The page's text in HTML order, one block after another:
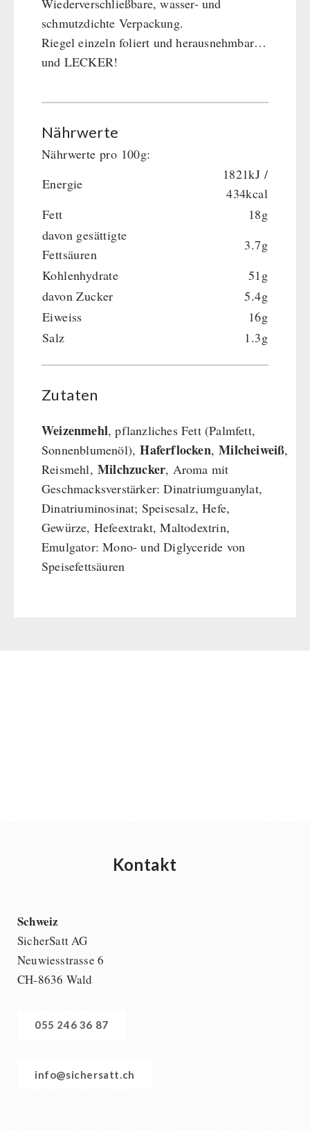
Wiederverschließbare, wasser- und
schmutzdichte Verpackung.
Riegel einzeln foliert und herausnehmbar…
und LECKER!
Nährwerte
Nährwerte pro 100g:
Energie
1821kJ /
434kcal
Fett
18g
davon gesättigte
Fettsäuren
3.7g
Kohlenhydrate
51g
davon Zucker
5.4g
Eiweiss
16g
Salz
1.3g
Zutaten
Weizenmehl, pflanzliches Fett (Palmfett,
Sonnenblumenöl),Haferflocken,Milcheiweiß,
Reismehl, Milchzucker, Aroma mit
Geschmacksverstärker: Dinatriumguanylat,
Dinatriuminosinat; Speisesalz, Hefe,
Gewürze, Hefeextrakt, Maltodextrin,
Emulgator: Mono- und Diglyceride von
Speisefettsäuren
Kontakt
Schweiz
SicherSatt AG
Neuwiesstrasse 6
CH-8636 Wald
055 246 36 87
info@sichersatt.ch